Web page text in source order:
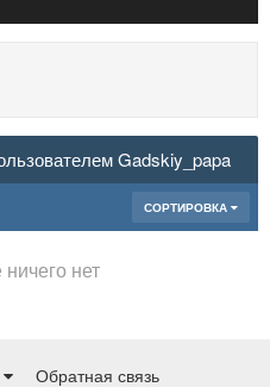
Gadskiy_papa
СОРТИРОВКА
нет
Обратная связь